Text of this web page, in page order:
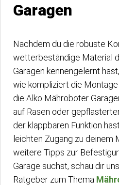
Garagen
Nachdem du die robuste
wetterbeständige Material
Garagen kennengelernt
wie kompliziert die
die Alko Mähroboter
auf Rasen oder
der klappbaren Funktion
leichten Zugang zu deinem
weitere Tipps zur
Garage suchst, schau dir
Ratgeber zum Thema